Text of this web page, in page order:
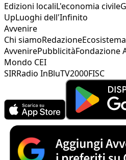
Edizioni localiL'economia civile
UpLuoghi dell'Infinito
Avvenire
Chi siamoRedazioneEcosistema
AvvenirePubblicitàFondazione
Mondo CEI
SIRRadio InBluTV2000FISC